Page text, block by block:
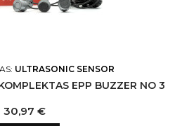
ULTRASONIC SENSOR
EPP BUZZER NO 3
Kaina
30,97 €